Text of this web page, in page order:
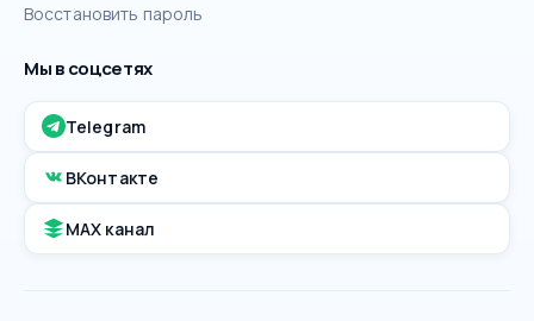
Восстановить пароль
Мы в соцсетях
Telegram
ВКонтакте
MAX канал